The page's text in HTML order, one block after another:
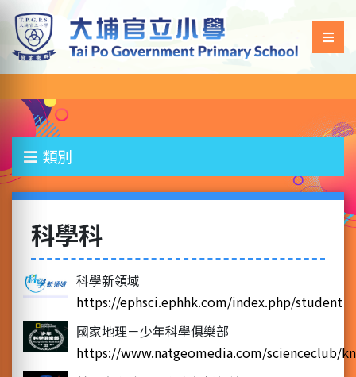
類別
科學科
科學新領域
https://ephsci.ephhk.com/index.php/student
國家地理－少年科學俱樂部
https://www.natgeomedia.com/scienceclub/